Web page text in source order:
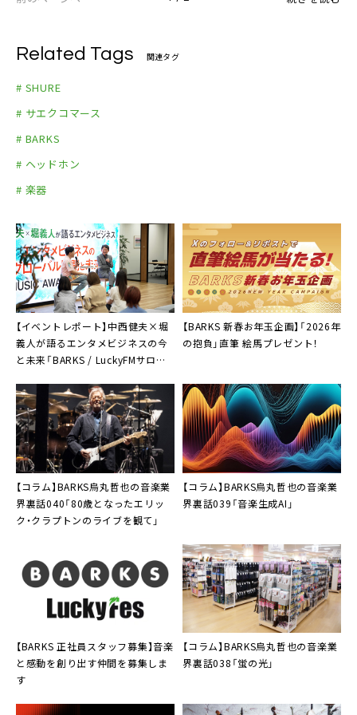
Related Tags 関連タグ
# SHURE
# サエクコマース
# BARKS
# ヘッドホン
# 楽器
【イベントレポート】中西健夫×堀
義人が語るエンタメビジネスの今
と未来「BARKS / LuckyFMサロン」
【BARKS 新春お年玉企画】「2026年
の抱負」直筆 絵馬プレゼント！
【コラム】BARKS烏丸哲也の音楽業
界裏話040「80歳となったエリッ
ク・クラプトンのライブを観て」
【コラム】BARKS烏丸哲也の音楽業
界裏話039「音楽生成AI」
【BARKS 正社員スタッフ募集】音楽
と感動を創り出す仲間を募集しま
す
【コラム】BARKS烏丸哲也の音楽業
界裏話038「蛍の光」